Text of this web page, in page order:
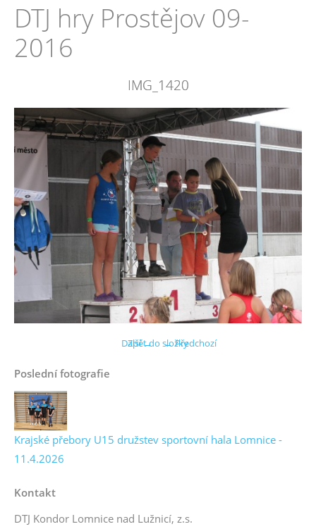
DTJ hry Prostějov 09-
2016
IMG_1420
← Předchozí
Další →
Zpět do složky
Poslední fotografie
Krajské přebory U15 družstev sportovní hala Lomnice -
11.4.2026
Kontakt
DTJ Kondor Lomnice nad Lužnicí, z.s.